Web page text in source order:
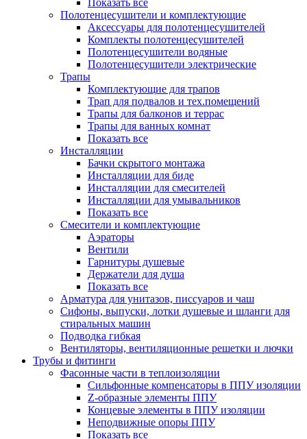
Показать все
Полотенцесушители и комплектующие
Аксессуары для полотенцесушителей
Комплекты полотенцесушителей
Полотенцесушители водяные
Полотенцесушители электрические
Трапы
Комплектующие для трапов
Трап для подвалов и тех.помещений
Трапы для балконов и террас
Трапы для ванных комнат
Показать все
Инсталляции
Бачки скрытого монтажа
Инсталляции для биде
Инсталляции для смесителей
Инсталляции для умывальников
Показать все
Смесители и комплектующие
Аэраторы
Вентили
Гарнитуры душевые
Держатели для душа
Показать все
Арматура для унитазов, писсуаров и чаш
Сифоны, выпуски, лотки душевые и шланги для
стиральных машин
Подводка гибкая
Вентиляторы, вентиляционные решетки и лючки
Трубы и фитинги
Фасонные части в теплоизоляции
Cильфонные компенсаторы в ППУ изоляции
Z-образные элементы ППУ
Концевые элементы в ППУ изоляции
Неподвижные опоры ППУ
Показать все